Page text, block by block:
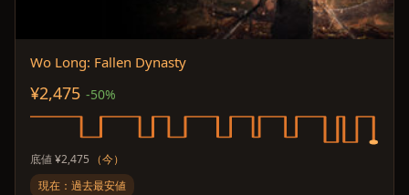
Wo Long: Fallen Dynasty
¥2,475 -50%
底値 ¥2,475 （今）
現在：過去最安値